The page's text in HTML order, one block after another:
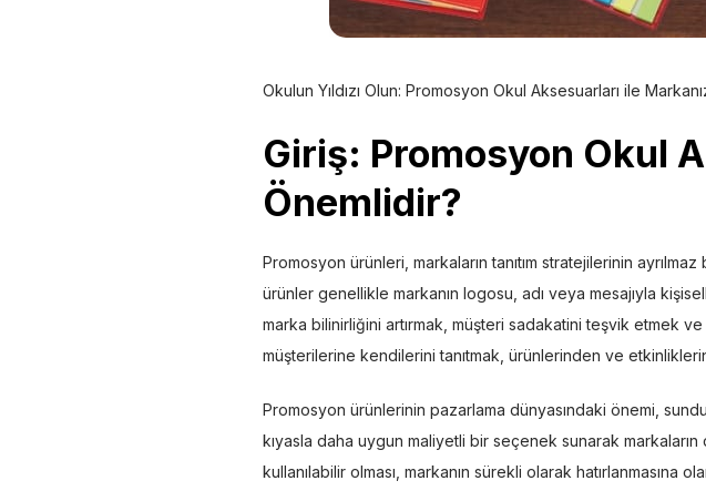
Okulun Yıldızı Olun: Promosyon Okul Aksesuarları ile
Giriş: Promosyon Okul
Önemlidir?
Promosyon ürünleri, markaların tanıtım stratejilerinin
ürünler genellikle markanın logosu, adı veya mesajıyla
marka bilinirliğini artırmak, müşteri sadakatini teşvik etmek
müşterilerine kendilerini tanıtmak, ürünlerinden ve
Promosyon ürünlerinin pazarlama dünyasındaki önemi,
kıyasla daha uygun maliyetli bir seçenek sunarak
kullanılabilir olması, markanın sürekli olarak hatırlanmasına